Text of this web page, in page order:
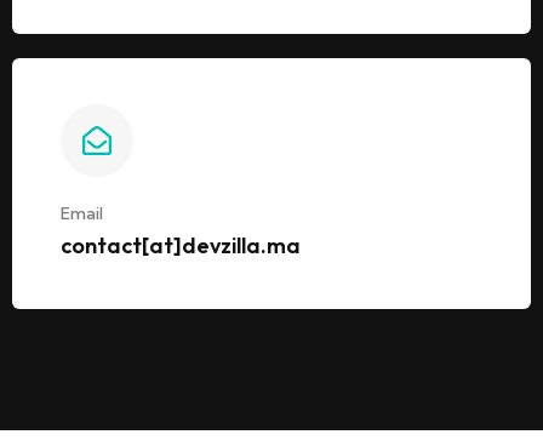
Email
contact[at]devzilla.ma